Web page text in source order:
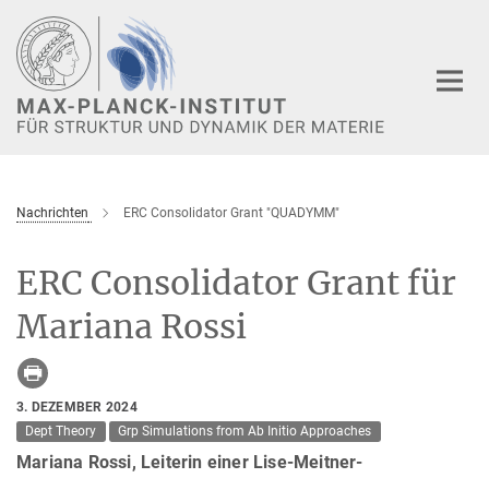
Hauptinhalt
Nachrichten ERC Consolidator Grant "QUADYMM"
ERC Consolidator Grant für
Mariana Rossi
3. DEZEMBER 2024
Dept Theory
Grp Simulations from Ab Initio Approaches
Mariana Rossi, Leiterin einer Lise-Meitner-